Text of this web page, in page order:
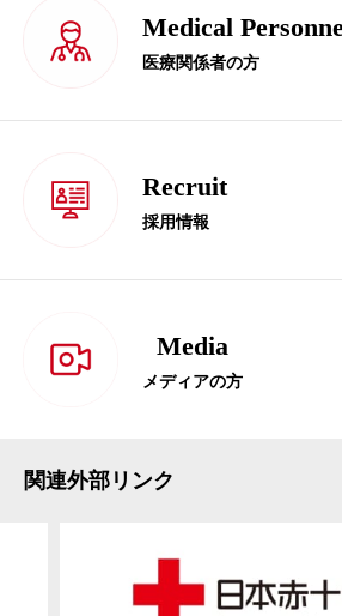
Medical
医療関係者の方
Recruit
採用情報
Media
メディアの方
関連外部リンク